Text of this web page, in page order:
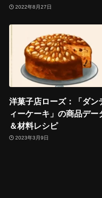
2022年8月27日
洋菓子店ローズ：「ダン
ィーケーキ」の商品デー
＆材料レシピ
2023年3月9日